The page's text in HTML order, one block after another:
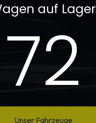
auf Lager​
72
Unser Fahrzeuge